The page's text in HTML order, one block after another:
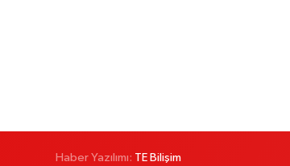
Haber Yazılımı: TE Bilişim